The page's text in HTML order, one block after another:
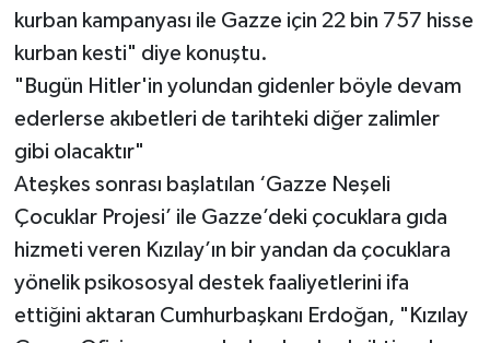
kurban kampanyası ile Gazze için 22 bin 757 hisse
kurban kesti" diye konuştu.
"Bugün Hitler'in yolundan gidenler böyle devam
ederlerse akıbetleri de tarihteki diğer zalimler
gibi olacaktır"
Ateşkes sonrası başlatılan ‘Gazze Neşeli
Çocuklar Projesi’ ile Gazze’deki çocuklara gıda
hizmeti veren Kızılay’ın bir yandan da çocuklara
yönelik psikososyal destek faaliyetlerini ifa
ettiğini aktaran Cumhurbaşkanı Erdoğan, "Kızılay